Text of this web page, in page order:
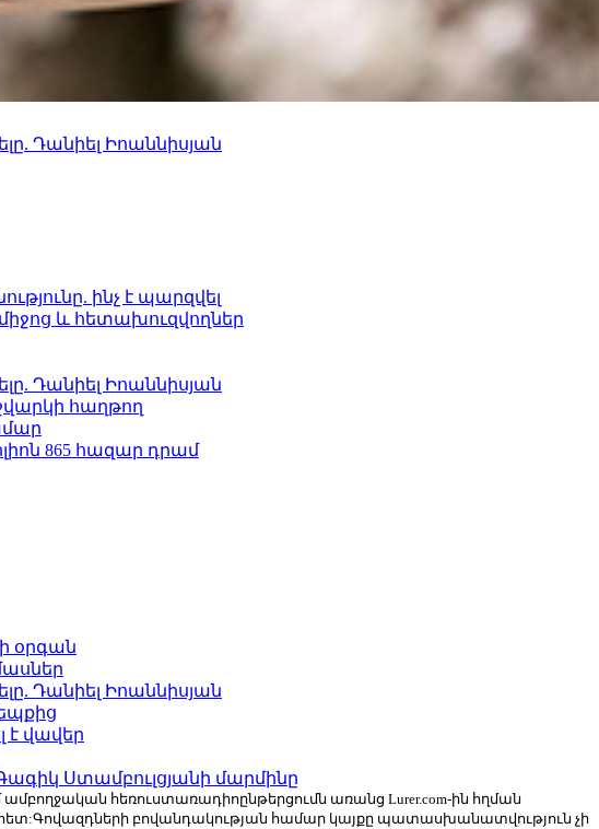
Դանիել Իոաննիսյան
ինչ է պարզվել
և հետախուզվողներ
Դանիել Իոաննիսյան
հաղթող
865 հազար դրամ
օրգան
Դանիել Իոաննիսյան
է վավեր
Ստամբուլցյանի մարմինը
ամբողջական հեռուստառադիոընթերցումն առանց Lurer.com-ին հղման
բովանդակության համար կայքը պատասխանատվություն չի